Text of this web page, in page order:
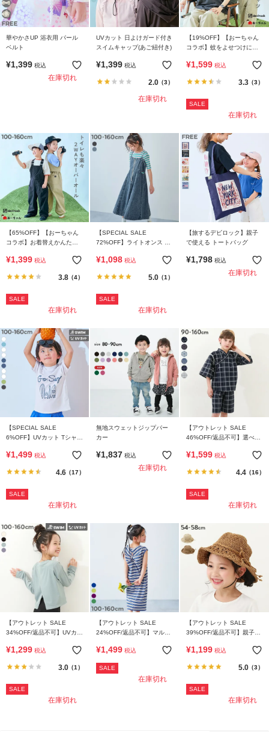
華やかさUP 浴衣用 パール
ベルト
¥1,399 税込
在庫切れ
UVカット 日よけガード付き
スイムキャップ(あご紐付き)
¥1,399 税込
2.0（3）
在庫切れ
【19%OFF】【おーちゃん
コラボ】蚊をよせつけにく
袖Ｔシャツ
¥1,599 税込
3.3（3）
SALE
在庫切れ
【65%OFF】【おーちゃん
コラボ】お着替えかんたん
ーバーオール
¥1,399 税込
3.8（4）
SALE
在庫切れ
【SPECIAL SALE
72%OFF】ライトオンス ケ
¥1,098 税込
5.0（1）
SALE
在庫切れ
【旅するデビロック】親子
で使える トートバッグ
¥1,798 税込
在庫切れ
【SPECIAL SALE
6%OFF】UVカット Tシャツ
¥1,499 税込
4.6（17）
SALE
在庫切れ
無地スウェットジップパー
カー
¥1,837 税込
在庫切れ
【アウトレット SALE
46%OFF/返品不可】選べる
¥1,599 税込
4.4（16）
SALE
在庫切れ
【アウトレット SALE
34%OFF/返品不可】UVカッ
ュガード
¥1,299 税込
3.0（1）
SALE
在庫切れ
【アウトレット SALE
24%OFF/返品不可】マルチ
¥1,499 税込
SALE
在庫切れ
【アウトレット SALE
39%OFF/返品不可】親子で
ット
¥1,199 税込
5.0（3）
SALE
在庫切れ